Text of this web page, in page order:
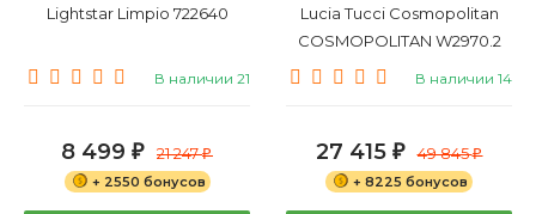
Lightstar Limpio 722640
В наличии 21
8 499 ₽ 21 247₽
+ 2550 бонусов
Lucia Tucci Cosmopolitan
COSMOPOLITAN W2970.2
black
В наличии 14
27 415 ₽ 49 845₽
+ 8225 бонусов